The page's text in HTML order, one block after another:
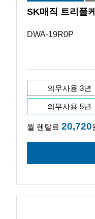
SK매직 트리플
DWA-19R0P
의무사용 3년
의무사용 5년
월 렌탈료 20,720